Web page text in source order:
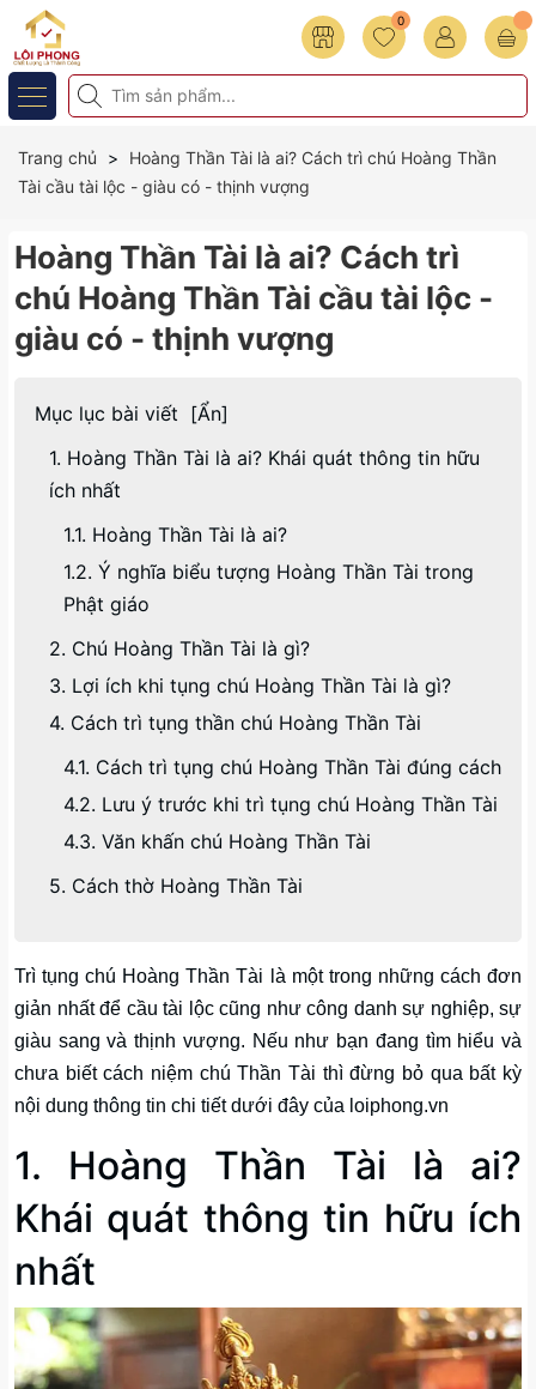
0
Trang chủ
Hoàng Thần Tài là ai? Cách trì chú Hoàng Thần
Tài cầu tài lộc - giàu có - thịnh vượng
Hoàng Thần Tài là ai? Cách trì
chú Hoàng Thần Tài cầu tài lộc -
giàu có - thịnh vượng
Mục lục bài viết [Ẩn]
1. Hoàng Thần Tài là ai? Khái quát thông tin hữu
ích nhất
1.1. Hoàng Thần Tài là ai?
1.2. Ý nghĩa biểu tượng Hoàng Thần Tài trong
Phật giáo
2. Chú Hoàng Thần Tài là gì?
3. Lợi ích khi tụng chú Hoàng Thần Tài là gì?
4. Cách trì tụng thần chú Hoàng Thần Tài
4.1. Cách trì tụng chú Hoàng Thần Tài đúng cách
4.2. Lưu ý trước khi trì tụng chú Hoàng Thần Tài
4.3. Văn khấn chú Hoàng Thần Tài
5. Cách thờ Hoàng Thần Tài
Trì tụng chú Hoàng Thần Tài là một trong những cách đơn
giản nhất để cầu tài lộc cũng như công danh sự nghiệp, sự
giàu sang và thịnh vượng. Nếu như bạn đang tìm hiểu và
chưa biết cách niệm chú Thần Tài thì đừng bỏ qua bất kỳ
nội dung thông tin chi tiết dưới đây của loiphong.vn
1. Hoàng Thần Tài là ai?
Khái quát thông tin hữu ích
nhất